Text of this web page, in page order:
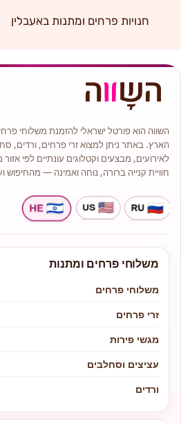
חנויות פרחים ומתנות באעבלין
השווה הוא פורטל ישראלי להזמנת משלוחי
הארץ. באתר ניתן למצוא זרי פרחים, ורדים,
לאירועים, מבצעים וקטלוגים עונתיים לפי
חוויית קנייה ברורה, נוחה ואמינה — מהחיפוש
משלוחי פרחים ומתנות
משלוחי פרחים
זרי פרחים
מגשי פירות
עציצים וסחלבים
ורדים